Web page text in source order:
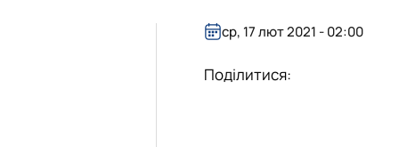
ср, 17 лют 2021 - 02:00
Поділитися: